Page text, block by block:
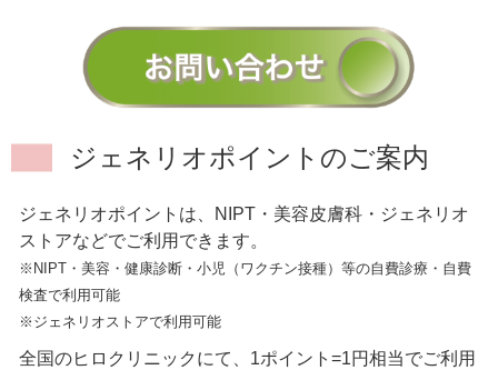
ジェネリオポイントのご案内
ジェネリオポイントは、NIPT・美容皮膚科・ジェネリオ
ストアなどでご利用できます。
※NIPT・美容・健康診断・小児（ワクチン接種）等の自費診療・自費
検査で利用可能
※ジェネリオストアで利用可能
全国のヒロクリニックにて、1ポイント=1円相当でご利用